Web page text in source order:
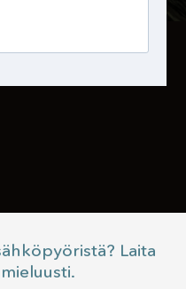
Laita